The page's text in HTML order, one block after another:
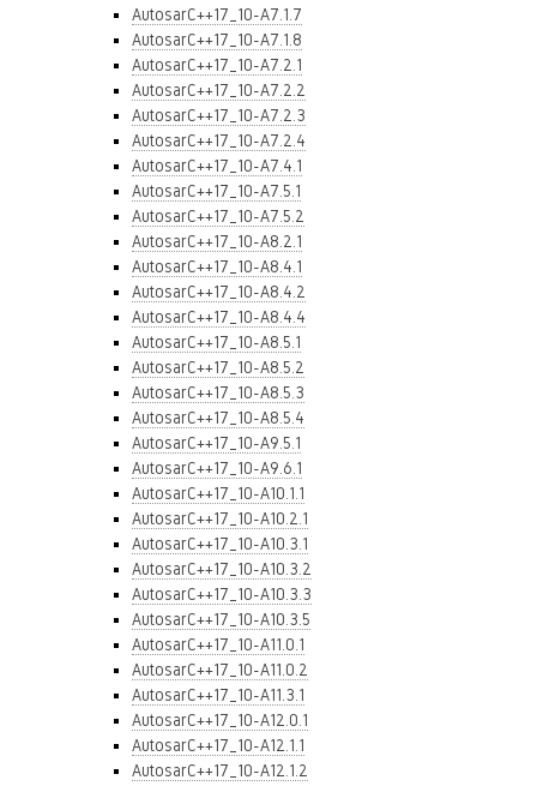
AutosarC++17_10-A7.1.7
AutosarC++17_10-A7.1.8
AutosarC++17_10-A7.2.1
AutosarC++17_10-A7.2.2
AutosarC++17_10-A7.2.3
AutosarC++17_10-A7.2.4
AutosarC++17_10-A7.4.1
AutosarC++17_10-A7.5.1
AutosarC++17_10-A7.5.2
AutosarC++17_10-A8.2.1
AutosarC++17_10-A8.4.1
AutosarC++17_10-A8.4.2
AutosarC++17_10-A8.4.4
AutosarC++17_10-A8.5.1
AutosarC++17_10-A8.5.2
AutosarC++17_10-A8.5.3
AutosarC++17_10-A8.5.4
AutosarC++17_10-A9.5.1
AutosarC++17_10-A9.6.1
AutosarC++17_10-A10.1.1
AutosarC++17_10-A10.2.1
AutosarC++17_10-A10.3.1
AutosarC++17_10-A10.3.2
AutosarC++17_10-A10.3.3
AutosarC++17_10-A10.3.5
AutosarC++17_10-A11.0.1
AutosarC++17_10-A11.0.2
AutosarC++17_10-A11.3.1
AutosarC++17_10-A12.0.1
AutosarC++17_10-A12.1.1
AutosarC++17_10-A12.1.2